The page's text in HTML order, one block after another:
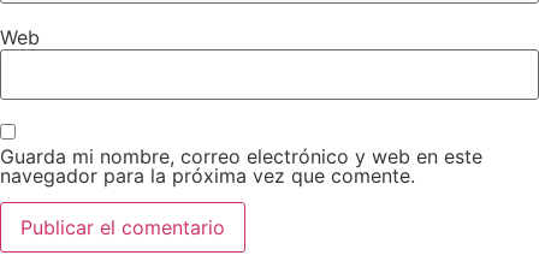
Web
Guarda mi nombre, correo electrónico y web en este
navegador para la próxima vez que comente.